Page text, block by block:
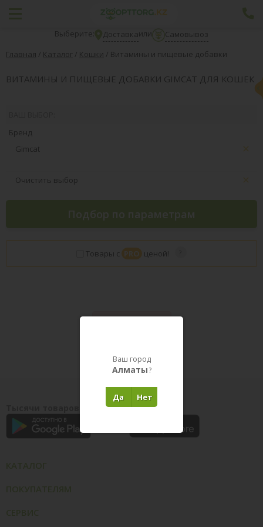
Выберите: Доставкаили
Самовывоз
Главная / Каталог / Кошки / Витамины и пищевые добавки
ВИТАМИНЫ И ПИЩЕВЫЕ ДОБАВКИ GIMCAT ДЛЯ КОШЕК
Бренд
Gimcat
Очистить выбор
Подбор по параметрам
Товары с PRO ценой!
Тысячи товаров у вас на ладони
Ваш город
Алматы?
Нет
Да